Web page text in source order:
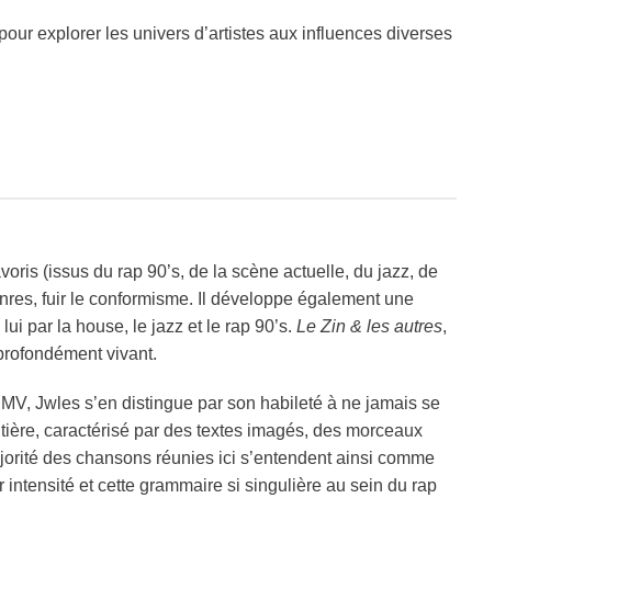
explorer les univers d’artistes aux influences diverses
(issus du rap 90’s, de la scène actuelle, du jazz, de
fuir le conformisme.
Il développe également une
par la house, le jazz et le rap 90’s. Le Zin & les autres,
vivant.
Jwles s’en distingue par son habileté à ne jamais se
caractérisé par des textes imagés, des morceaux
des chansons réunies ici s’entendent ainsi comme
et cette grammaire si singulière au sein du rap